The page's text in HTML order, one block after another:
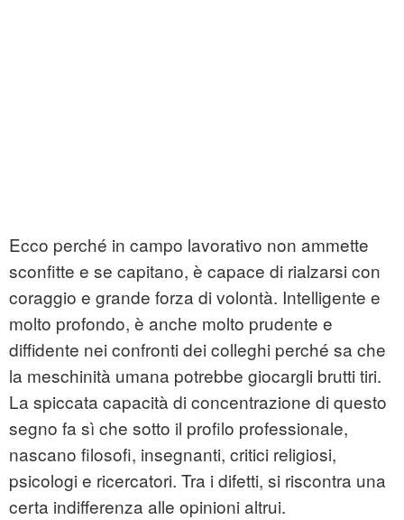
Ecco perché in campo lavorativo non ammette
sconfitte e se capitano, è capace di rialzarsi con
coraggio e grande forza di volontà. Intelligente e
molto profondo, è anche molto prudente e
diffidente nei confronti dei colleghi perché sa che
la meschinità umana potrebbe giocargli brutti tiri.
La spiccata capacità di concentrazione di questo
segno fa sì che sotto il profilo professionale,
nascano filosofi, insegnanti, critici religiosi,
psicologi e ricercatori. Tra i difetti, si riscontra una
certa indifferenza alle opinioni altrui.